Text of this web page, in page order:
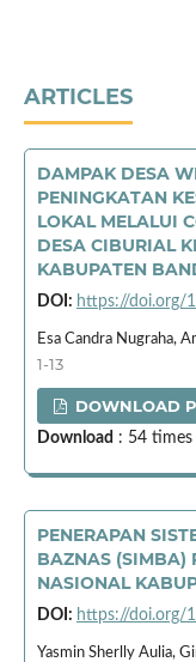
ARTICLES
DAMPAK DESA
PENINGKATAN
LOKAL MELALUI
DESA CIBURIAL
KABUPATEN
DOI: https://doi.org/
Esa Candra Nugraha,
1-13
DOWNLOAD
Download : 54 times
PENERAPAN
BAZNAS (SIMBA)
NASIONAL
DOI: https://doi.org/
Yasmin Sherlly Aulia,